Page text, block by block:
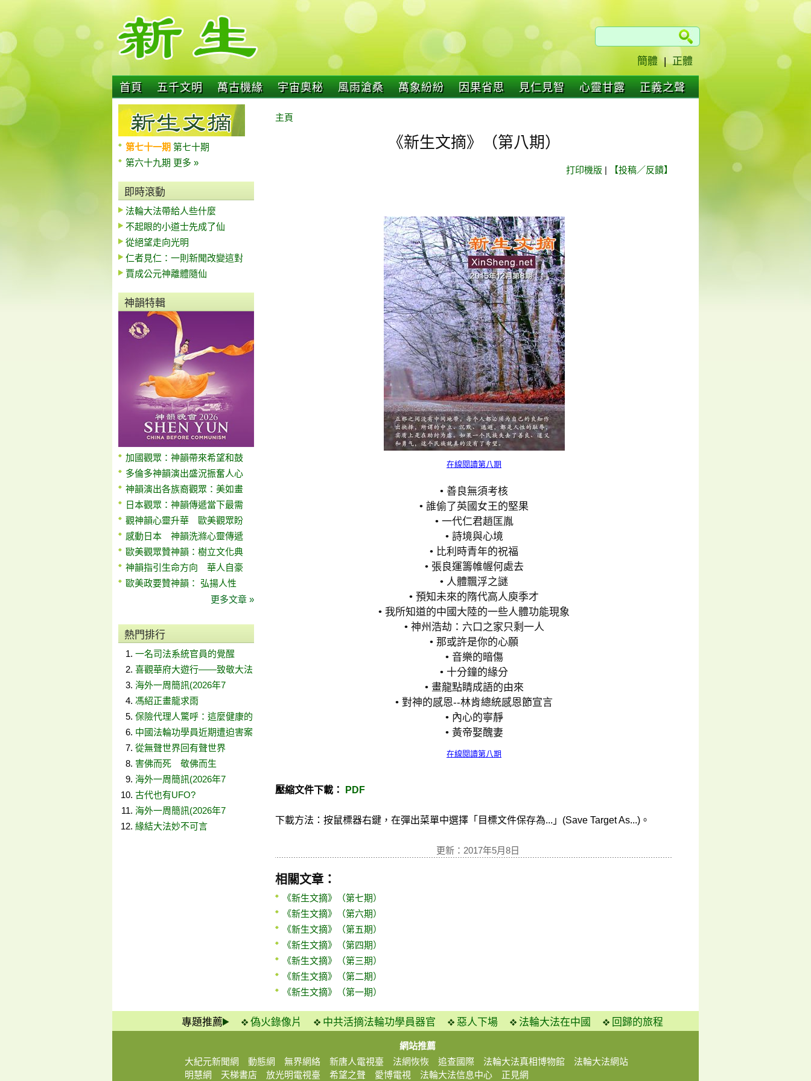
簡體 | 正體
首頁 五千文明 萬古機緣 宇宙奧秘 風雨滄桑 萬象紛紛 因果省思 見仁見智 心靈甘露 正義之聲
第七十一期 第七十期
第六十九期 更多 »
即時滾動
法輪大法帶給人些什麼
不起眼的小道士先成了仙
從絕望走向光明
仁者見仁：一則新聞改變這對
賈成公元神離體隨仙
神韻特輯
加國觀眾：神韻帶來希望和鼓
多倫多神韻演出盛況振奮人心
神韻演出各族裔觀眾：美如畫
日本觀眾：神韻傳遞當下最需
觀神韻心靈升華 歐美觀眾盼
感動日本 神韻洗滌心靈傳遞
歐美觀眾贊神韻：樹立文化典
神韻指引生命方向 華人自豪
歐美政要贊神韻： 弘揚人性
更多文章 »
熱門排行
一名司法系統官員的覺醒
喜觀華府大遊行——致敬大法
海外一周簡訊(2026年7
馮紹正畫龍求雨
保險代理人驚呼：這麼健康的
中國法輪功學員近期遭迫害案
從無聲世界回有聲世界
害佛而死 敬佛而生
海外一周簡訊(2026年7
古代也有UFO?
海外一周簡訊(2026年7
緣結大法妙不可言
主頁
《新生文摘》（第八期）
打印機版 | 【投稿／反饋】
在線閱讀第八期
• 善良無須考核
• 誰偷了英國女王的堅果
• 一代仁君趙匡胤
• 詩境與心境
• 比利時青年的祝福
• 張良運籌帷幄何處去
• 人體飄浮之謎
• 預知未來的隋代高人庾季才
• 我所知道的中國大陸的一些人體功能現象
• 神州浩劫：六口之家只剩一人
• 那或許是你的心願
• 音樂的暗傷
• 十分鐘的緣分
• 畫龍點睛成語的由來
• 對神的感恩--林肯總統感恩節宣言
• 內心的寧靜
• 黃帝娶醜妻
在線閱讀第八期
壓縮文件下載： PDF
下載方法：按鼠標器右鍵，在彈出菜單中選擇「目標文件保存為...」(Save Target As...)。
更新：2017年5月8日
相關文章：
《新生文摘》（第七期）
《新生文摘》（第六期）
《新生文摘》（第五期）
《新生文摘》（第四期）
《新生文摘》（第三期）
《新生文摘》（第二期）
《新生文摘》（第一期）
專題推薦 偽火錄像片 中共活摘法輪功學員器官 惡人下場 法輪大法在中國 回歸的旅程
網站推薦
大紀元新聞網
動態網 無界網絡 新唐人電視臺 法網恢恢 追查國際 法輪大法真相博物館
法輪大法網站
明慧網
天梯書店 放光明電視臺 希望之聲 愛博電視 法輪大法信息中心 正見網